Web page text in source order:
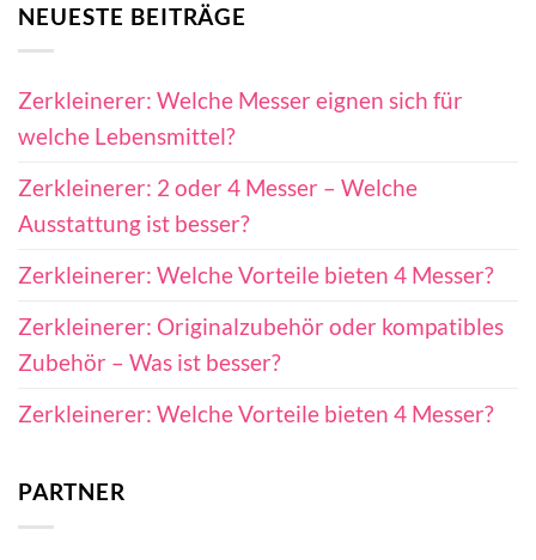
NEUESTE BEITRÄGE
Zerkleinerer: Welche Messer eignen sich für
welche Lebensmittel?
Zerkleinerer: 2 oder 4 Messer – Welche
Ausstattung ist besser?
Zerkleinerer: Welche Vorteile bieten 4 Messer?
Zerkleinerer: Originalzubehör oder kompatibles
Zubehör – Was ist besser?
Zerkleinerer: Welche Vorteile bieten 4 Messer?
PARTNER